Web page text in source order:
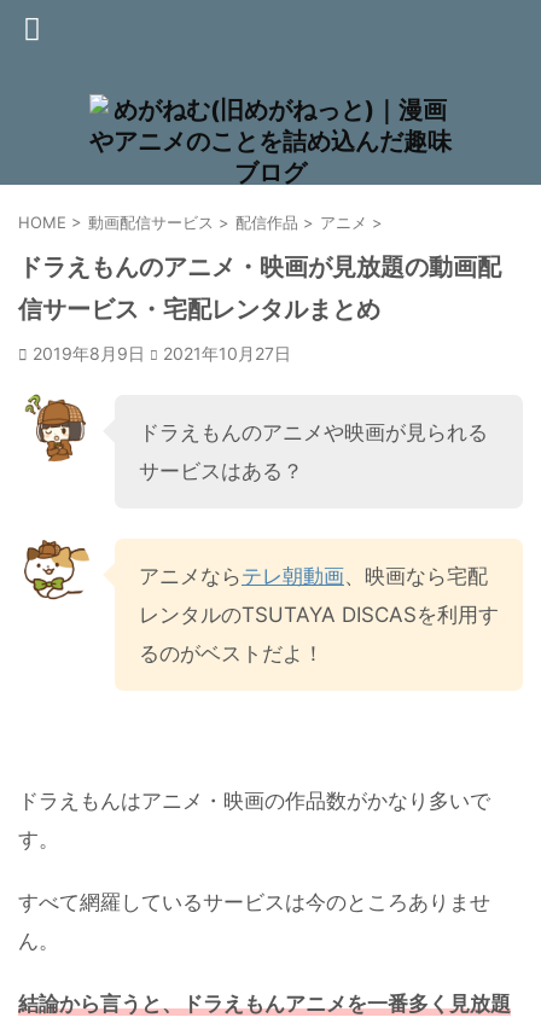
HOME > 動画配信サービス > 配信作品 > アニメ >
ドラえもんのアニメ・映画が見放題の動画配
信サービス・宅配レンタルまとめ
2019年8月9日 2021年10月27日
ドラえもんのアニメや映画が見られる
サービスはある？
アニメならテレ朝動画、映画なら宅配
レンタルのTSUTAYA DISCASを利用す
るのがベストだよ！
ドラえもんはアニメ・映画の作品数がかなり多いで
す。
すべて網羅しているサービスは今のところありませ
ん。
結論から言うと、ドラえもんアニメを一番多く見放題